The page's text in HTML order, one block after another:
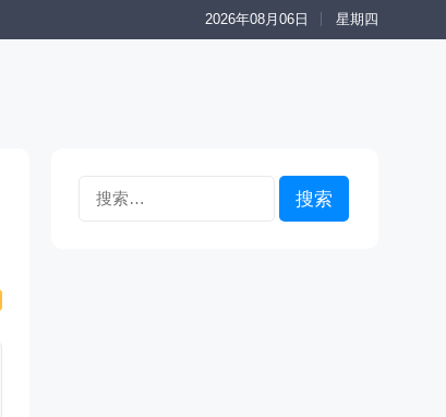
2026年08月06日 星期四